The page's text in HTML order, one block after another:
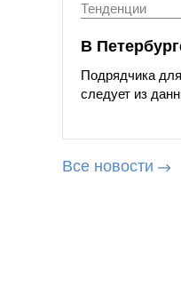
Тенденции
В
Подрядчика
следует из
Все новости